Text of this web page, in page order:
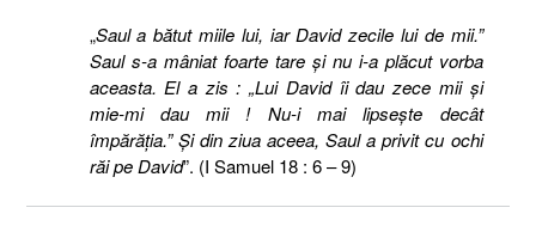
„Saul a bătut miile lui, iar David zecile lui de mii.”
Saul s-a mâniat foarte tare şi nu i-a plăcut vorba
aceasta. El a zis : „Lui David îi dau zece mii şi
mie-mi dau mii ! Nu-i mai lipseşte decât
împărăţia.” Şi din ziua aceea, Saul a privit cu ochi
răi pe David”. (I Samuel 18 : 6 – 9)